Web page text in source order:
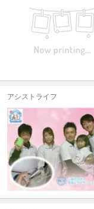
アシストライフ